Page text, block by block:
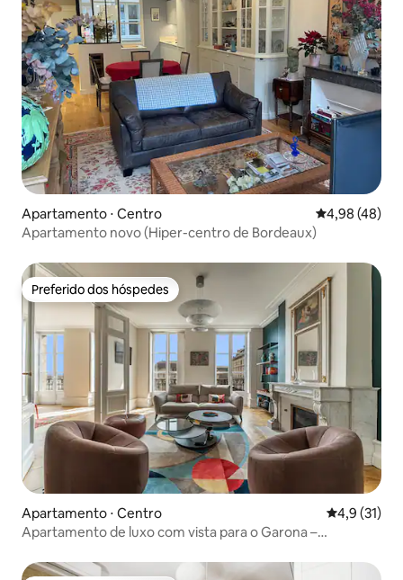
Apartamento ⋅ Centro 4,98 de uma
4,98 (48)
Apartamento novo (Hiper-centro de Bordeaux)
Preferido dos hóspedes
Preferido dos hóspedes
Apartamento ⋅ Centro 4,9 de uma
4,9 (31)
Apartamento de luxo com vista para o Garona –